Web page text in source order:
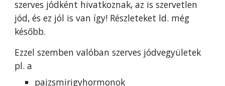
szerves jódként hivatkoznak, az is szervetlen
jód, és ez jól is van így! Részleteket ld. még
később.
Ezzel szemben valóban szerves jódvegyületek
pl. a
pajzsmirigyhormonok